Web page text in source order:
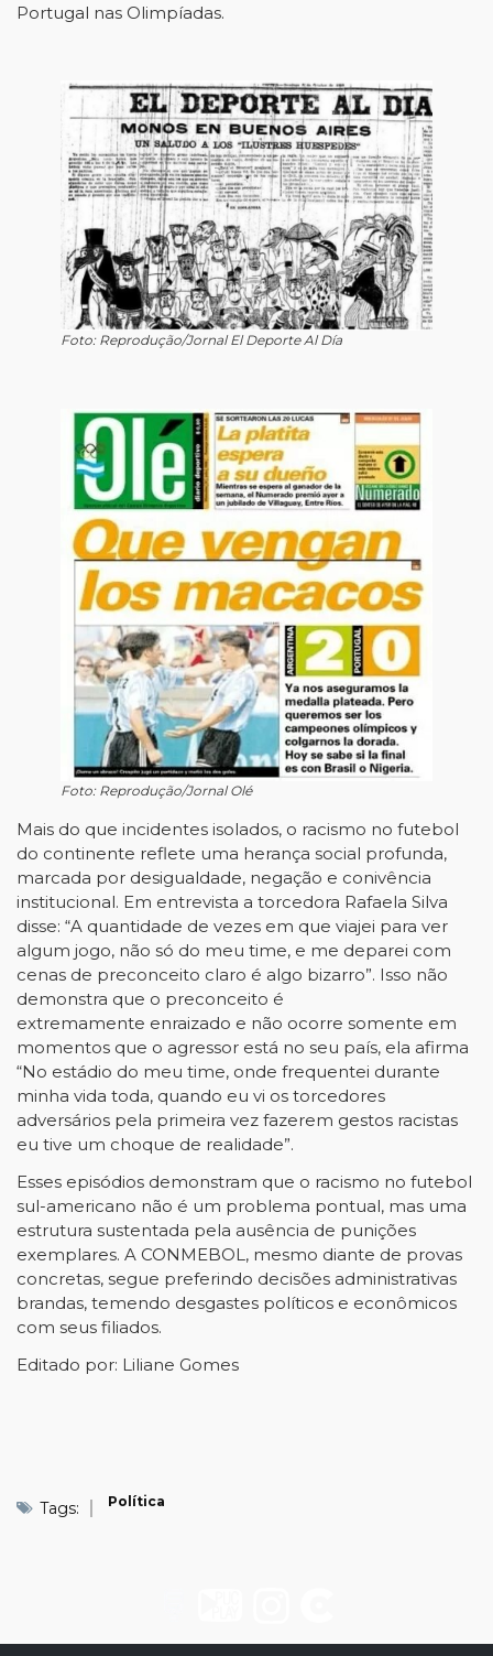
Portugal nas Olimpíadas.
Foto: Reprodução/Jornal El Deporte Al Día
Foto: Reprodução/Jornal Olé
Mais do que incidentes isolados, o racismo no futebol
do continente reflete uma herança social profunda,
marcada por desigualdade, negação e conivência
institucional. Em entrevista a torcedora Rafaela Silva
disse: “A quantidade de vezes em que viajei para ver
algum jogo, não só do meu time, e me deparei com
cenas de preconceito claro é algo bizarro”. Isso não
demonstra que o preconceito é
extremamente enraizado e não ocorre somente em
momentos que o agressor está no seu país, ela afirma
“No estádio do meu time, onde frequentei durante
minha vida toda, quando eu vi os torcedores
adversários pela primeira vez fazerem gestos racistas
eu tive um choque de realidade”.
Esses episódios demonstram que o racismo no futebol
sul-americano não é um problema pontual, mas uma
estrutura sustentada pela ausência de punições
exemplares. A CONMEBOL, mesmo diante de provas
concretas, segue preferindo decisões administrativas
brandas, temendo desgastes políticos e econômicos
com seus filiados.
Editado por: Liliane Gomes
Tags: Política